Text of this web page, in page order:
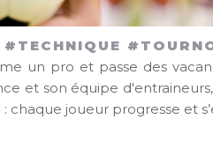
un pro et passe des
et son équipe
chaque joueur progresse et